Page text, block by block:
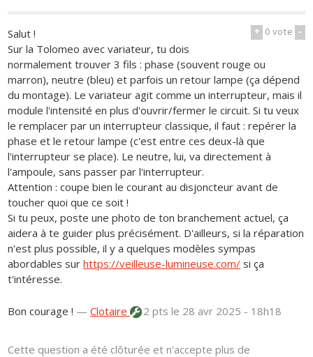
+ 0vote -
Salut !
Sur la Tolomeo avec variateur, tu dois
normalement trouver 3 fils : phase (souvent rouge ou
marron), neutre (bleu) et parfois un retour lampe (ça dépend
du montage). Le variateur agit comme un interrupteur, mais il
module l'intensité en plus d'ouvrir/fermer le circuit. Si tu veux
le remplacer par un interrupteur classique, il faut : repérer la
phase et le retour lampe (c'est entre ces deux-là que
l'interrupteur se place). Le neutre, lui, va directement à
l'ampoule, sans passer par l'interrupteur.
Attention : coupe bien le courant au disjoncteur avant de
toucher quoi que ce soit !
Si tu peux, poste une photo de ton branchement actuel, ça
aidera à te guider plus précisément. D'ailleurs, si la réparation
n'est plus possible, il y a quelques modèles sympas
abordables surhttps://veilleuse-lumineuse.com/ si ça
t'intéresse.
Bon courage ! —Clotaire 2 ptsle 28 avr 2025 - 18h18
Cette question a été clôturée et n'accepte plus de